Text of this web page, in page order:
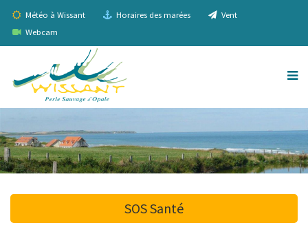
Météo à Wissant Horaires des marées
Vent
Webcam
SOS Santé